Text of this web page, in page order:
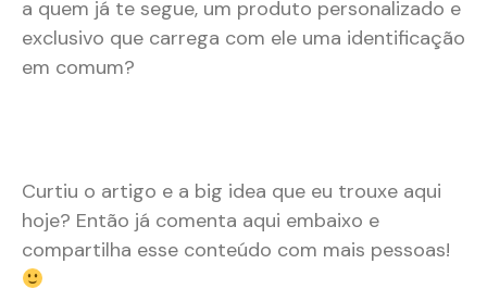
a quem já te segue, um produto personalizado e
exclusivo que carrega com ele uma identificação
em comum?
Curtiu o artigo e a big idea que eu trouxe aqui
hoje? Então já comenta aqui embaixo e
compartilha esse conteúdo com mais pessoas!